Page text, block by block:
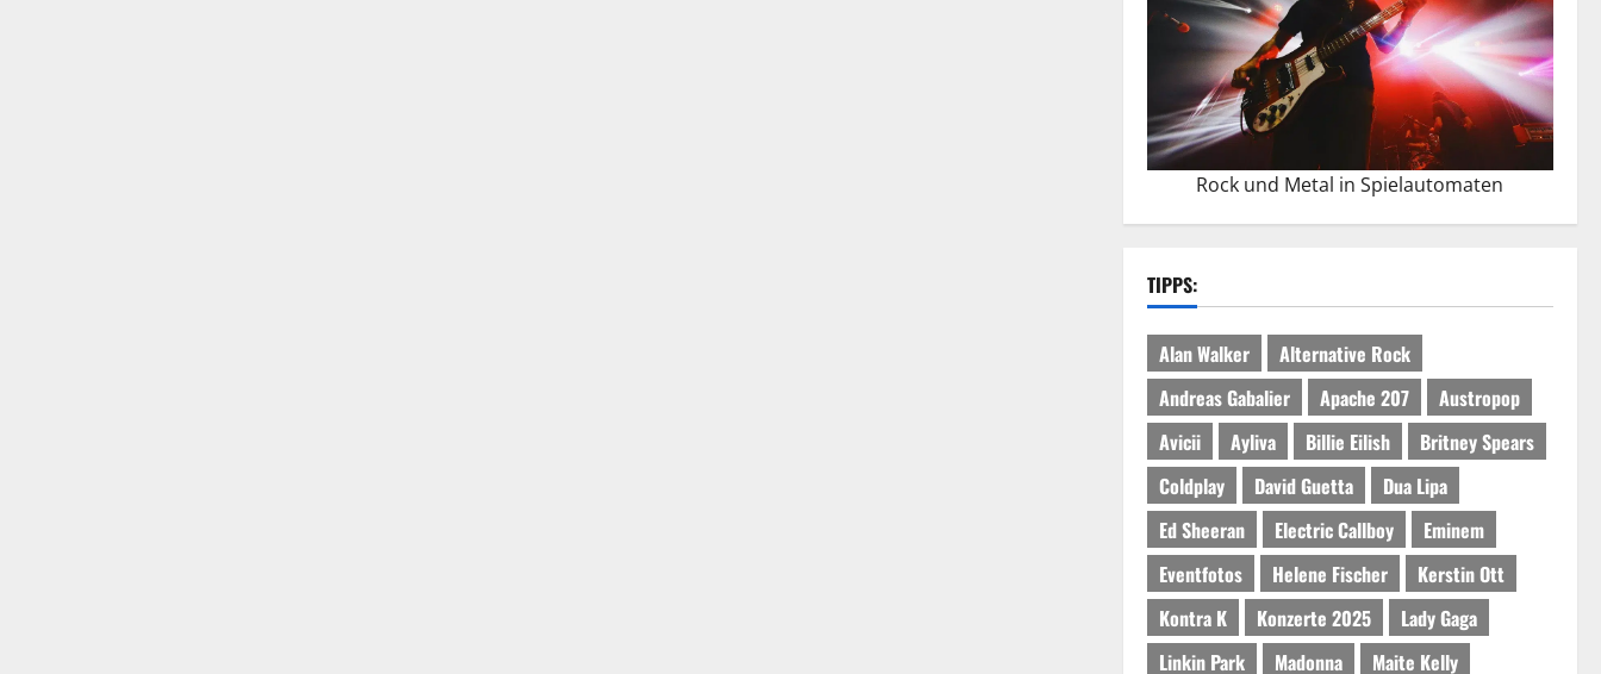
Rock und Metal in Spielautomaten
TIPPS:
Alan Walker
Alternative Rock
Andreas Gabalier
Apache 207
Austropop
Avicii
Ayliva Billie Eilish
Britney Spears
Coldplay
David Guetta
Dua Lipa
Ed Sheeran
Electric Callboy
Eminem
Eventfotos
Helene Fischer
Kerstin Ott
Kontra K
Konzerte 2025
Lady Gaga
Linkin Park
Madonna
Maite Kelly